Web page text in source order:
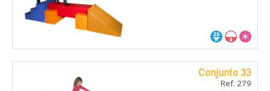
Conjunto 33
Ref. 279